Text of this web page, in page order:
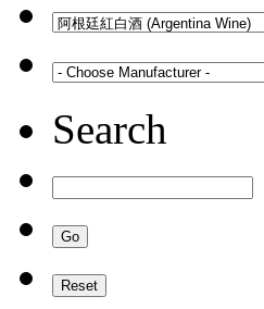
Search